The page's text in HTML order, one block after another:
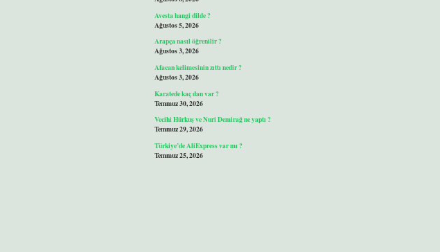
Avesta hangi dilde ?
Ağustos 5, 2026
Arapça nasıl öğrenilir ?
Ağustos 3, 2026
Afacan kelimesinin zıttı nedir ?
Ağustos 3, 2026
Karatede kaç dan var ?
Temmuz 30, 2026
Vecihi Hürkuş ve Nuri Demirağ ne yaptı ?
Temmuz 29, 2026
Türkiye’de AliExpress var mı ?
Temmuz 25, 2026